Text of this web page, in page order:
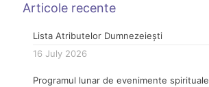
Articole recente
Lista Atributelor Dumnezeiești
16 July 2026
Programul lunar de evenimente spirituale